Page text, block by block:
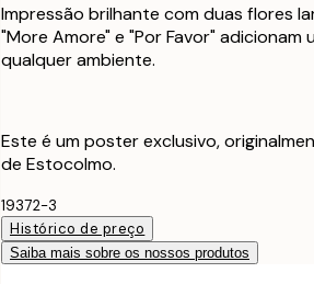
Impressão brilhante com duas flores
"More Amore" e "Por Favor"
qualquer ambiente.
Este é um poster exclusivo,
de Estocolmo.
19372-3
Histórico de preço
Saiba mais sobre os nossos produtos